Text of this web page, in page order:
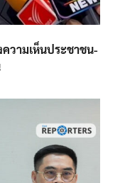
วามเห็นประชาชน-